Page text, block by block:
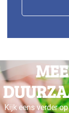
Kijk eens verder